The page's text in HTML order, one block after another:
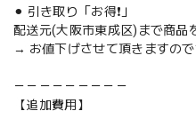
⚫︎ 引き取り「お得❗️」
配送元(大阪市東成区)まで商品
→ お値下げさせて頂きますの
－－－－－－－－－
【追加費用】